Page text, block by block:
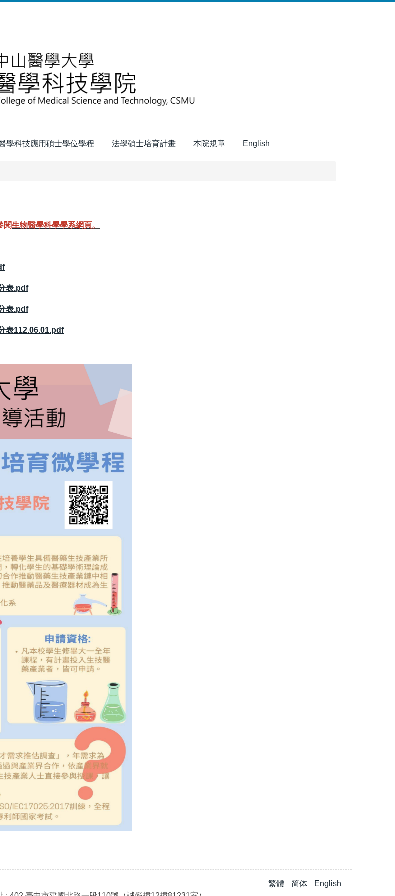
學科技應用碩士學位學程 法學碩士培育計畫 本院規章 English
閱生物醫學科學學系網頁。
表.pdf
表.pdf
表112.06.01.pdf
繁體 简体
English